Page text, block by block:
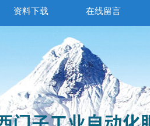
资料下载 在线留言